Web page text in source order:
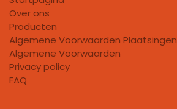
Over ons
Producten
Algemene Voorwaarden Plaatsingen
Algemene Voorwaarden
Privacy policy
FAQ